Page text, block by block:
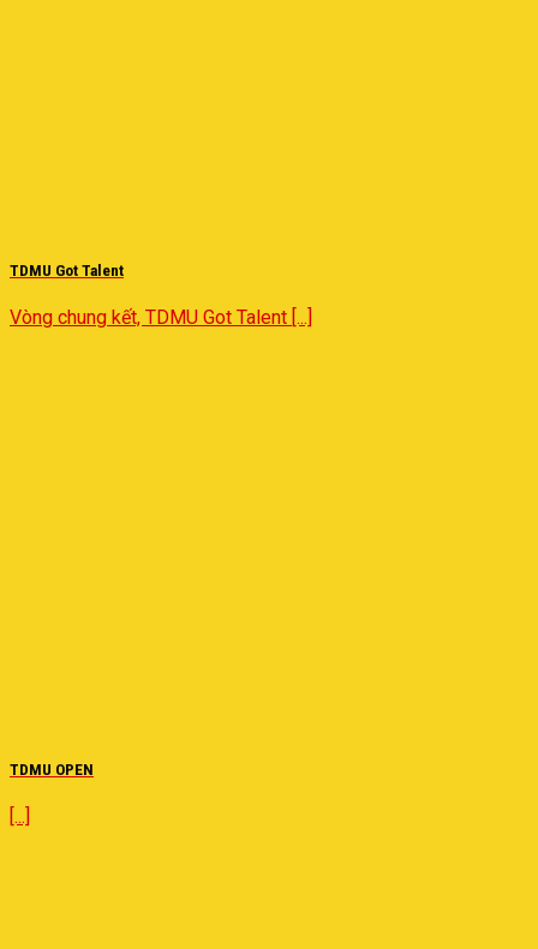
TDMU Got Talent
Vòng chung kết, TDMU Got Talent [...]
TDMU OPEN
[...]